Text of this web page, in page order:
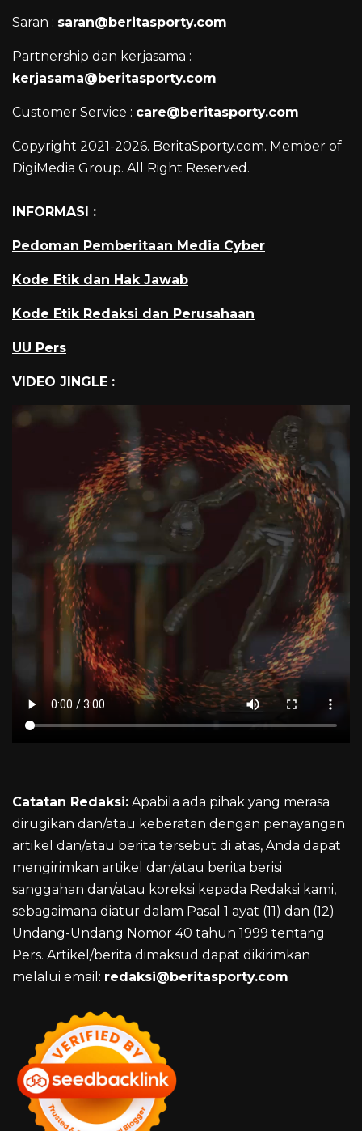
Saran : saran@beritasporty.com
Partnership dan kerjasama :
kerjasama@beritasporty.com
Customer Service : care@beritasporty.com
Copyright 2021-2026. BeritaSporty.com. Member of
DigiMedia Group. All Right Reserved.
INFORMASI :
Pedoman Pemberitaan Media Cyber
Kode Etik dan Hak Jawab
Kode Etik Redaksi dan Perusahaan
UU Pers
VIDEO JINGLE :
Catatan Redaksi: Apabila ada pihak yang merasa
dirugikan dan/atau keberatan dengan penayangan
artikel dan/atau berita tersebut di atas, Anda dapat
mengirimkan artikel dan/atau berita berisi
sanggahan dan/atau koreksi kepada Redaksi kami,
sebagaimana diatur dalam Pasal 1 ayat (11) dan (12)
Undang-Undang Nomor 40 tahun 1999 tentang
Pers. Artikel/berita dimaksud dapat dikirimkan
melalui email: redaksi@beritasporty.com